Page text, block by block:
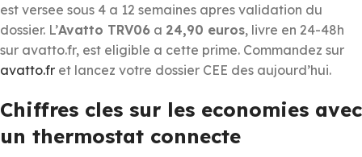
est versee sous 4 a 12 semaines apres validation du
dossier. L’Avatto TRV06 a 24,90 euros, livre en 24-48h
sur avatto.fr, est eligible a cette prime. Commandez sur
avatto.fr et lancez votre dossier CEE des aujourd’hui.
Chiffres cles sur les economies avec
un thermostat connecte